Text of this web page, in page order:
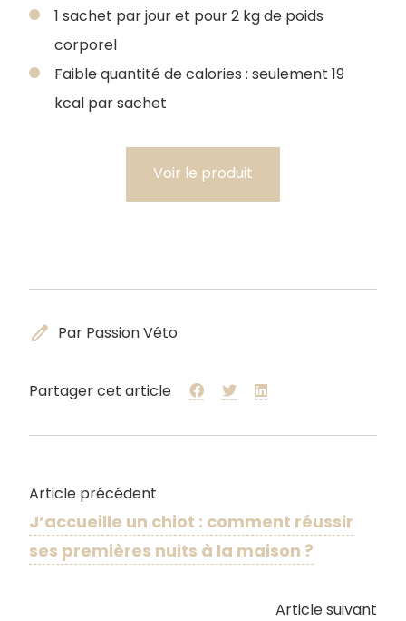
1 sachet par jour et pour 2 kg de poids
corporel
Faible quantité de calories : seulement 19
kcal par sachet
Voir le produit
edit Par Passion Véto
Partager cet article
Article précédent
J’accueille un chiot : comment réussir
ses premières nuits à la maison ?
Article suivant